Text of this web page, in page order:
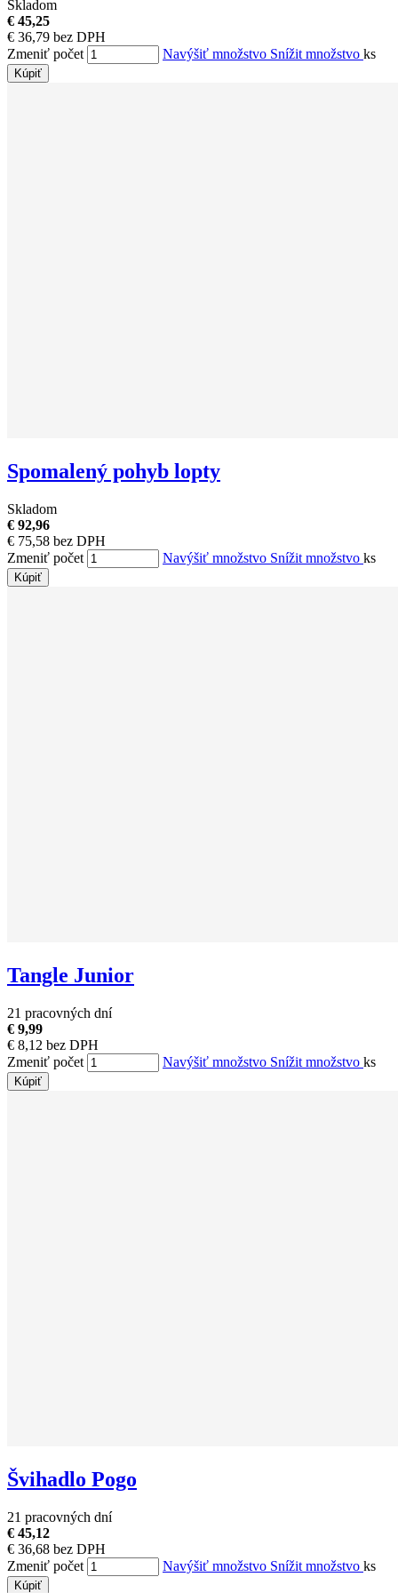
Skladom
€ 45,25
€ 36,79 bez DPH
Zmeniť počet
Navýšiť množstvo Snížit množstvo ks
Kúpiť
Spomalený pohyb lopty
Skladom
€ 92,96
€ 75,58 bez DPH
Zmeniť počet
Navýšiť množstvo Snížit množstvo ks
Kúpiť
Tangle Junior
21 pracovných dní
€ 9,99
€ 8,12 bez DPH
Zmeniť počet
Navýšiť množstvo Snížit množstvo ks
Kúpiť
Švihadlo Pogo
21 pracovných dní
€ 45,12
€ 36,68 bez DPH
Zmeniť počet
Navýšiť množstvo Snížit množstvo ks
Kúpiť